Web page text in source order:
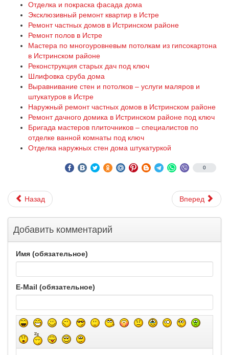
Отделка и покраска фасада дома
Эксклюзивный ремонт квартир в Истре
Ремонт частных домов в Истринском районе
Ремонт полов в Истре
Мастера по многоуровневым потолкам из гипсокартона
в Истринском районе
Реконструкция старых дач под ключ
Шлифовка сруба дома
Выравнивание стен и потолков – услуги маляров и
штукатуров в Истре
Наружный ремонт частных домов в Истринском районе
Ремонт дачного домика в Истринском районе под ключ
Бригада мастеров плиточников – специалистов по
отделке ванной комнаты под ключ
Отделка наружных стен дома штукатуркой
0
Назад Вперед
Добавить комментарий
Имя (обязательное)
E-Mail (обязательное)